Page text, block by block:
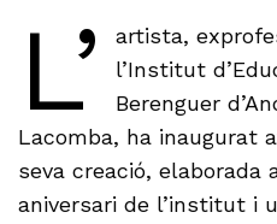
L’
artista,
l’Institut
Berenguer
Lacomba, ha inaugurat
seva creació, elaborada
aniversari de l’institut i